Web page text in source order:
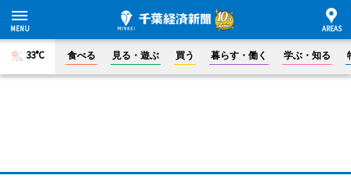
33°C 食べる 見る・遊ぶ 買う 暮らす・働く 学ぶ・知る